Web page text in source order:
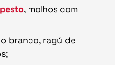
, molhos com
branco, ragú de